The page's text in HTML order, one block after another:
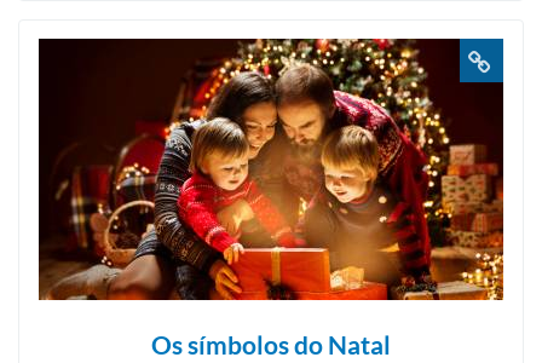
Os símbolos do Natal